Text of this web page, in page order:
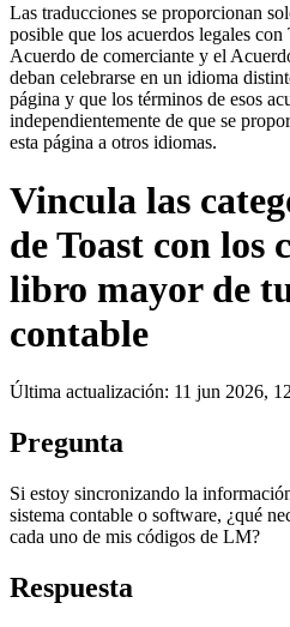
Las traducciones se proporcionan
posible que los acuerdos legales
Acuerdo de comerciante y el
deban celebrarse en un idioma
página y que los términos de esos
independientemente de que se
esta página a otros idiomas.
Vincula las
de Toast con los
libro mayor de
contable
Última actualización: 11 jun 2026,
Pregunta
Si estoy sincronizando la
sistema contable o software, ¿qué
cada uno de mis códigos de LM?
Respuesta